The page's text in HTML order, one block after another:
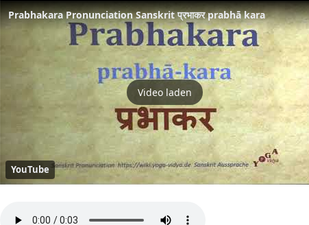
Prabhakara Pronunciation Sanskrit प्रभाकर prabhā kara
Video laden
YouTube